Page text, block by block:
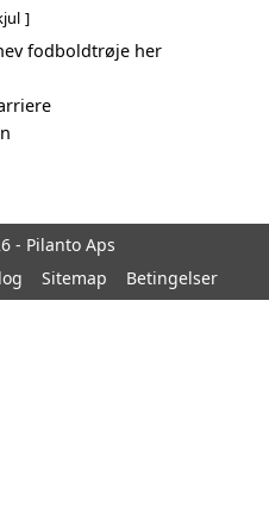
fodboldtrøje her
- Pilanto Aps
Sitemap Betingelser